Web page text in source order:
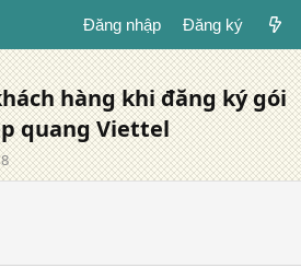
Đăng nhập Đăng ký
hàng khi đăng ký gói
quang Viettel